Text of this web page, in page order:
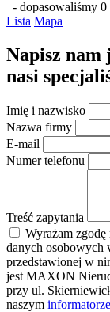
- dopasowaliśmy
Lista Mapa
Napisz nam
nasi
Imię i nazwisko
Nazwa firmy
E-mail
Numer telefonu
Treść zapytania
Wyrażam zgodę
danych osobowych
przedstawionej w
jest MAXON
przy ul.
naszym informatorze